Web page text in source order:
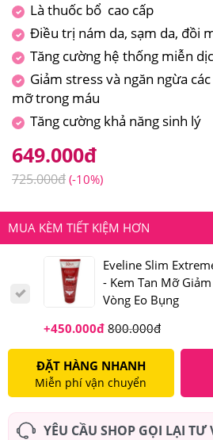
Là thuốc bổ cao cấp
Điều trị nám da, sạm da, đồi
Tăng cường hệ thống miễn
Giảm stress và ngăn ngừa
mỡ trong máu
Tăng cường khả năng sinh lý
649.000đ
725.000đ (-10%)
MUA KÈM TIẾT KIỆM HƠN
Eveline Slim
- Kem Tan Mỡ Giảm
Vòng Eo Bụng
+450.000đ 800.000đ
ĐẶT HÀNG NHANH
Miễn phí vận chuyển
YÊU CẦU SHOP GỌI LẠI TƯ